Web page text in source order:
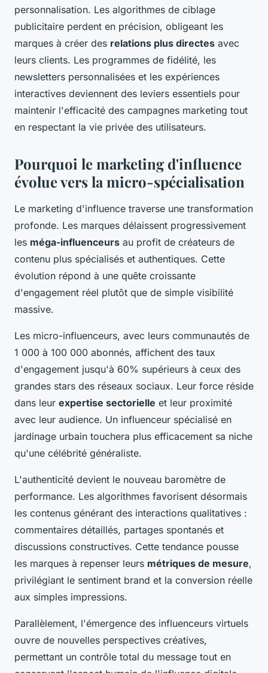
personnalisation. Les algorithmes de ciblage
publicitaire perdent en précision, obligeant les
marques à créer des relations plus directes avec
leurs clients. Les programmes de fidélité, les
newsletters personnalisées et les expériences
interactives deviennent des leviers essentiels pour
maintenir l'efficacité des campagnes marketing tout
en respectant la vie privée des utilisateurs.
Pourquoi le marketing d'influence
évolue vers la micro-spécialisation
Le marketing d'influence traverse une transformation
profonde. Les marques délaissent progressivement
les méga-influenceurs au profit de créateurs de
contenu plus spécialisés et authentiques. Cette
évolution répond à une quête croissante
d'engagement réel plutôt que de simple visibilité
massive.
Les micro-influenceurs, avec leurs communautés de
1 000 à 100 000 abonnés, affichent des taux
d'engagement jusqu'à 60% supérieurs à ceux des
grandes stars des réseaux sociaux. Leur force réside
dans leur expertise sectorielle et leur proximité
avec leur audience. Un influenceur spécialisé en
jardinage urbain touchera plus efficacement sa niche
qu'une célébrité généraliste.
L'authenticité devient le nouveau baromètre de
performance. Les algorithmes favorisent désormais
les contenus générant des interactions qualitatives :
commentaires détaillés, partages spontanés et
discussions constructives. Cette tendance pousse
les marques à repenser leurs métriques de mesure,
privilégiant le sentiment brand et la conversion réelle
aux simples impressions.
Parallèlement, l'émergence des influenceurs virtuels
ouvre de nouvelles perspectives créatives,
permettant un contrôle total du message tout en